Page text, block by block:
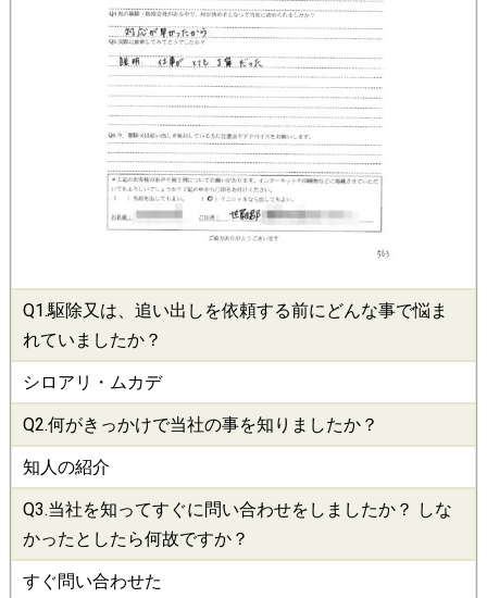
Q1.駆除又は、追い出しを依頼する前にどんな事で悩ま
れていましたか？
シロアリ・ムカデ
Q2.何がきっかけで当社の事を知りましたか？
知人の紹介
Q3.当社を知ってすぐに問い合わせをしましたか？ しな
かったとしたら何故ですか？
すぐ問い合わせた